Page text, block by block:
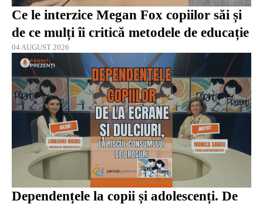
Ce le interzice Megan Fox copiilor săi și
de ce mulți îi critică metodele de educație
04 AUGUST 2026
Dependențele la copii și adolescenți. De